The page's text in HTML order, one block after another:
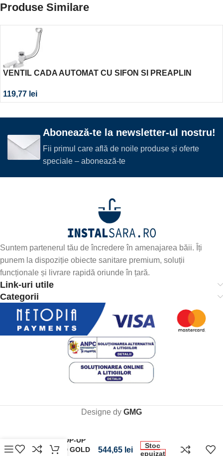
Produse Similare
VENTIL CADA AUTOMAT CU SIFON SI PREAPLIN
119,77 lei
Abonează-te la newsletter-ul nostru!
Fii primul care află de noile produse și oferte
speciale – abonează-te
Suntem partenerul tău de încredere în amenajarea băii. Îți
punem la dispoziție obiecte sanitare premium, soluții
funcționale și livrare rapidă oriunde în țară.
Link-uri utile
Categorii
Designe dy GMG
VENTIL POP-UP
POLISHED GOLD
544,65 lei
Stoc
epuizat